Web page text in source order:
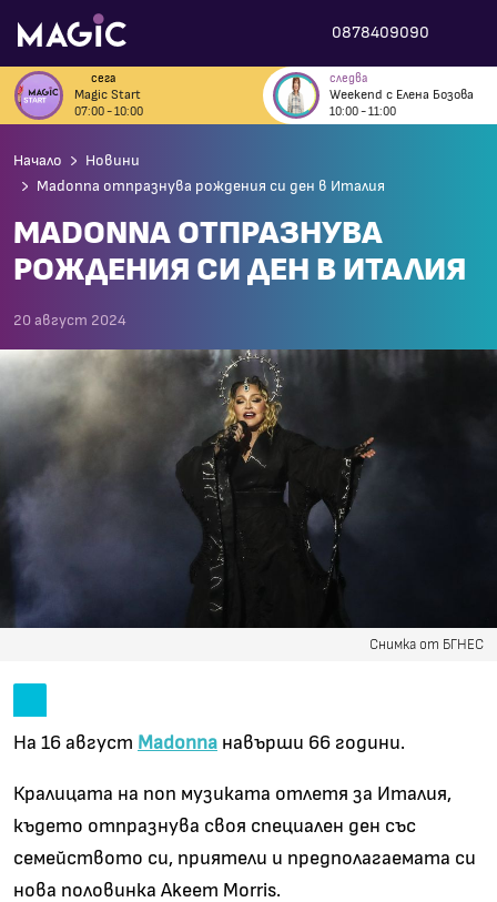
0878409090
сега
Magic Start
07:00 - 10:00
следва
Weekend с Елена Бозова
10:00 - 11:00
Начало
Новини
Madonna отпразнува рождения си ден в Италия
MADONNA ОТПРАЗНУВА
РОЖДЕНИЯ СИ ДЕН В ИТАЛИЯ
20 август 2024
Снимка от БГНЕС
На 16 август Madonna навърши 66 години.
Кралицата на поп музиката отлетя за Италия,
където отпразнува своя специален ден със
семейството си, приятели и предполагаемата си
нова половинка Akeem Morris.